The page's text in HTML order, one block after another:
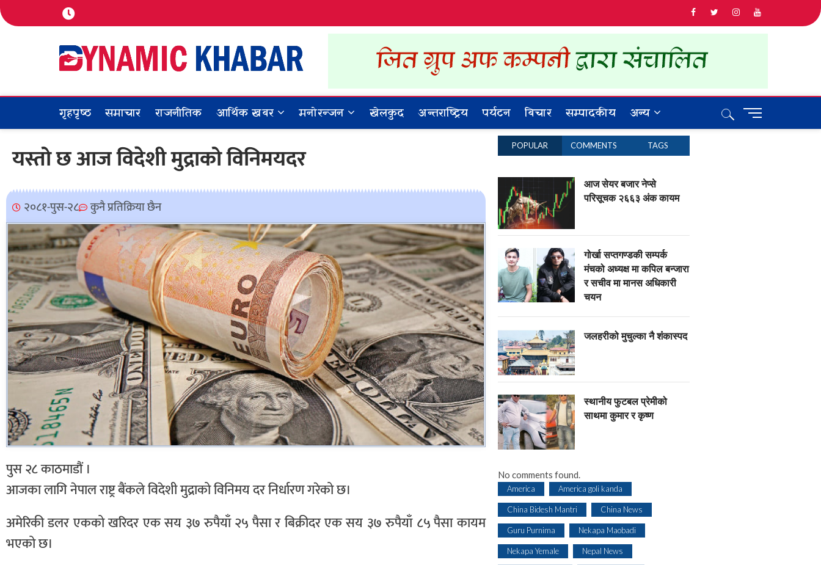
Dynamic Khabar
ALL NEWS IN NEPAL
गृहपृष्ठ समाचार राजनीतिक आर्थिक खबर मनोरन्जन खेलकुद अन्तराष्ट्रिय पर्यटन बिचार सम्पादकीय अन्य
M
यस्तो छ आज विदेशी मुद्राको विनिमयदर
२०८१-पुस-२८ कुनै प्रतिक्रिया छैन
पुस २८ काठमाडौं ।
आजका लागि नेपाल राष्ट्र बैंकले विदेशी मुद्राको विनिमय दर निर्धारण गरेको छ।
अमेरिकी डलर एकको खरिदर एक सय ३७ रुपैयाँ २५ पैसा र बिक्रीदर एक सय ३७ रुपैयाँ ८५ पैसा कायम
भएको छ।
POPULAR COMMENTS TAGS
आज सेयर बजार नेप्से
परिसूचक २६६३ अंक कायम
गोर्खा सप्तगण्डकी सम्पर्क
मंचको अध्यक्ष मा कपिल बन्जारा
र सचीव मा मानस अधिकारी
चयन
जलहरीको मुचुल्का नै शंंकास्पद
स्थानीय फुटबल प्रेमीको
साथमा कुमार र कृष्ण
No comments found.
America America goli kanda
China Bidesh Mantri China News
Guru Purnima Nekapa Maobadi
Nekapa Yemale Nepal News